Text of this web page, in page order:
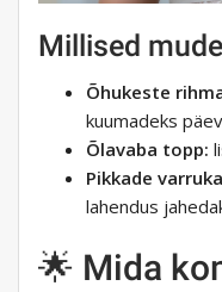
Millised
Õhukeste
kuumadeks
Õlavaba topp:
Pikkade
lahendus
🌟 Mida